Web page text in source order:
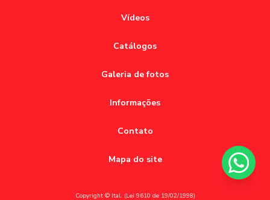
Vídeos
Catálogos
Galeria de fotos
Informações
Contato
Mapa do site
Copyright © Ital. (Lei 9610 de 19/02/1998)